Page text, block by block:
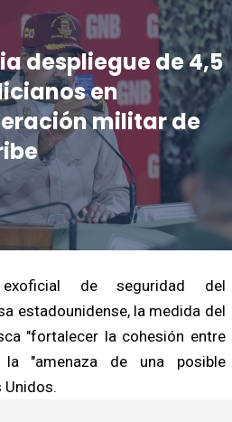
despliegue de 4,5
en
militar de
de seguridad del
estadounidense, la medida del
"fortalecer la cohesión entre
"amenaza de una posible
Unidos.